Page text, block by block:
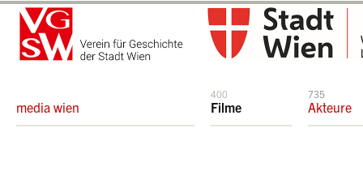
media wien
400
Filme
735
Akteure